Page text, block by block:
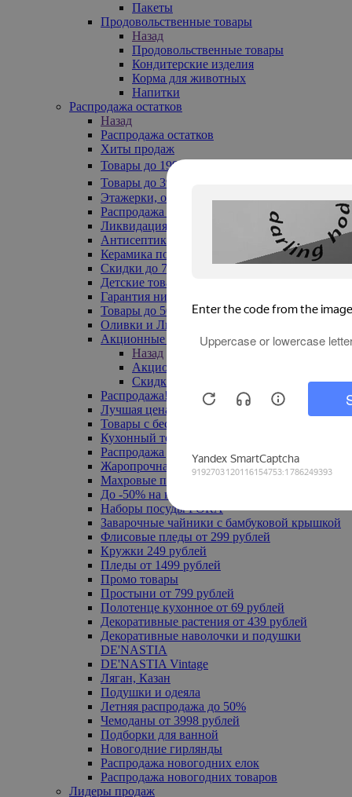
Пакеты
Продовольственные товары
Назад
Продовольственные товары
Кондитерские изделия
Корма для животных
Напитки
Распродажа остатков
Назад
Распродажа остатков
Хиты продаж
Товары до 199₽
Товары до 399₽
Этажерки, обувницы
Распродажа текстиля до -50%
Ликвидация до -70%
Антисептики
Керамика по 129 руб
Скидки до 70%
Детские товары
Гарантия низкой цены
Товары до 500 руб
Оливки и Лимоны
Акционные товары
Назад
Акционные товары
Скидка 20% по промокоду
Распродажа! Ульяновск до -70%
Лучшая цена
Товары с бесплатной доставкой
Кухонный текстиль
Распродажа до -50%
Жаропрочная посуда
Махровые полотенца
До -50% на ковры
Наборы посуды FORA
Заварочные чайники с бамбуковой крышкой
Флисовые пледы от 299 рублей
Кружки 249 рублей
Пледы от 1499 рублей
Промо товары
Простыни от 799 рублей
Полотенце кухонное от 69 рублей
Декоративные растения от 439 рублей
Декоративные наволочки и подушки
DE'NASTIA
DE'NASTIA Vintage
Ляган, Казан
Подушки и одеяла
Летняя распродажа до 50%
Чемоданы от 3998 рублей
Подборки для ванной
Новогодние гирлянды
Распродажа новогодних елок
Распродажа новогодних товаров
Лидеры продаж